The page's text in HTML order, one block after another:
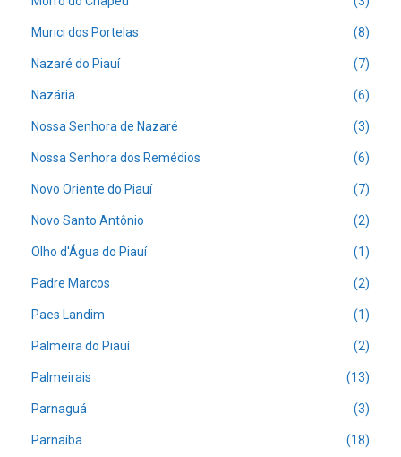
Murici dos Portelas (8)
Nazaré do Piauí (7)
Nazária (6)
Nossa Senhora de Nazaré (3)
Nossa Senhora dos Remédios (6)
Novo Oriente do Piauí (7)
Novo Santo Antônio (2)
Olho d'Água do Piauí (1)
Padre Marcos (2)
Paes Landim (1)
Palmeira do Piauí (2)
Palmeirais (13)
Parnaguá (3)
Parnaíba (18)